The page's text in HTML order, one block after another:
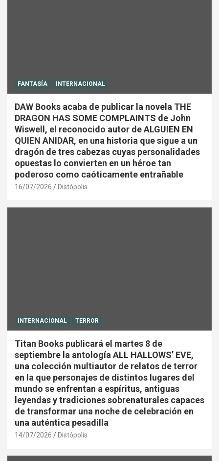
FANTASÍA INTERNACIONAL
DAW Books acaba de publicar la novela THE
DRAGON HAS SOME COMPLAINTS de John
Wiswell, el reconocido autor de ALGUIEN EN
QUIEN ANIDAR, en una historia que sigue a un
dragón de tres cabezas cuyas personalidades
opuestas lo convierten en un héroe tan
poderoso como caóticamente entrañable
16/07/2026 Distópolis
INTERNACIONAL TERROR
Titan Books publicará el martes 8 de
septiembre la antología ALL HALLOWS’ EVE,
una colección multiautor de relatos de terror
en la que personajes de distintos lugares del
mundo se enfrentan a espíritus, antiguas
leyendas y tradiciones sobrenaturales capaces
de transformar una noche de celebración en
una auténtica pesadilla
14/07/2026 Distópolis